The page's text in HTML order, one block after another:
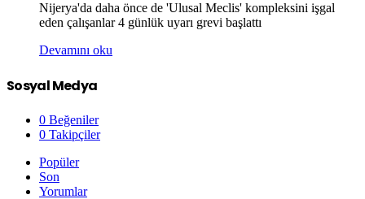
Nijerya'da daha önce de 'Ulusal Meclis' kompleksini işgal
eden çalışanlar 4 günlük uyarı grevi başlattı
Devamını oku
Sosyal Medya
0 Beğeniler
0 Takipçiler
Popüler
Son
Yorumlar